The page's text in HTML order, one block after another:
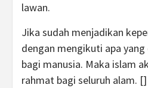
lawan.
Jika sudah menjadikan
dengan mengikuti apa
bagi manusia. Maka islam
rahmat bagi seluruh alam. []